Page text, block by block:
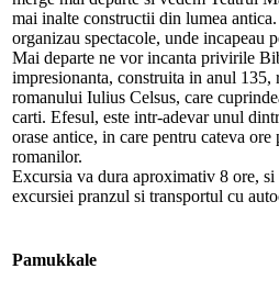
mai inalte constructii din lumea
organizau spectacole, unde incapeau
Mai departe ne vor incanta privirile
impresionanta, construita in anul 135,
romanului Iulius Celsus, care
carti. Efesul, este intr-adevar unul
orase antice, in care pentru cateva ore
romanilor.
Excursia va dura aproximativ 8 ore,
excursiei pranzul si transportul cu
Pamukkale